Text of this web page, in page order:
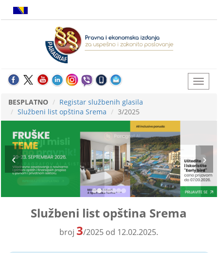
BESPLATNO
Registar službenih glasila
Službeni list opština Srema
3/2025
Službeni list opština Srema
broj 3/2025 od 12.02.2025.